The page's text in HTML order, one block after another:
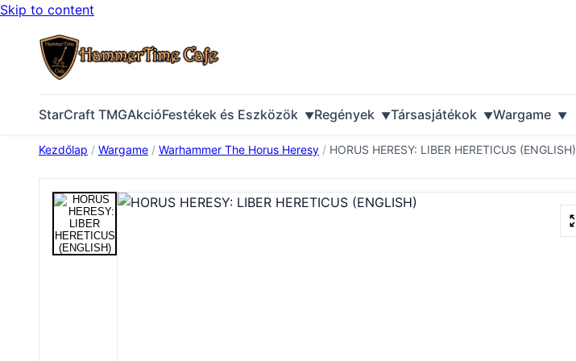
Skip to content
StarCraft TMGAkcióFestékek és Eszközök Regények Társasjátékok Wargame
Kezdőlap / Wargame / Warhammer The Horus Heresy / HORUS HERESY: LIBER HERETICUS (ENGLISH)